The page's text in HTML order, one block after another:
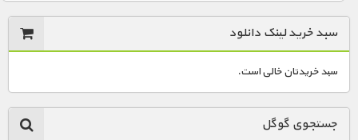
سبد خرید لینک دانلود
سبد خریدتان خالی است.
جستجوی گوگل